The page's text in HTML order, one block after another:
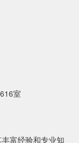
室
富经验和专业知